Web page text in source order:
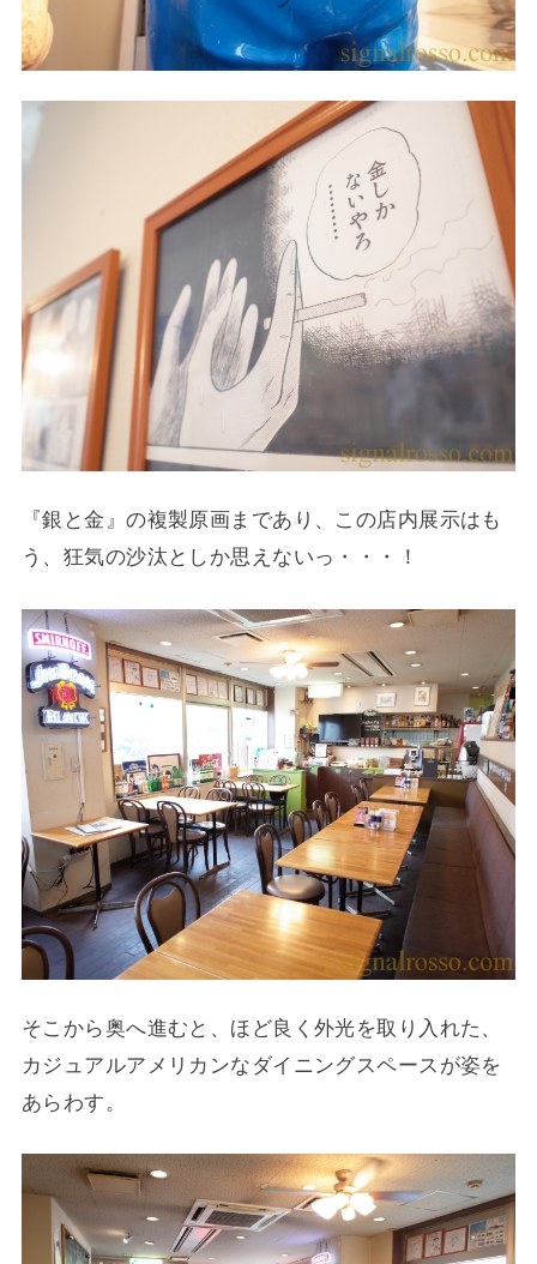
『銀と金』の複製原画まであり、この店内展示はも
う、狂気の沙汰としか思えないっ・・・！
そこから奥へ進むと、ほど良く外光を取り入れた、
カジュアルアメリカンなダイニングスペースが姿を
あらわす。